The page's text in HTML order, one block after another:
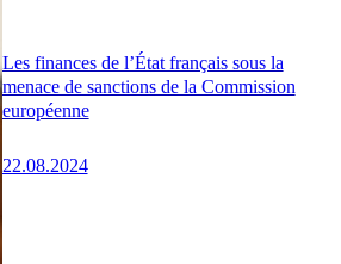
Les finances de l’État français sous la
menace de sanctions de la Commission
européenne
22.08.2024